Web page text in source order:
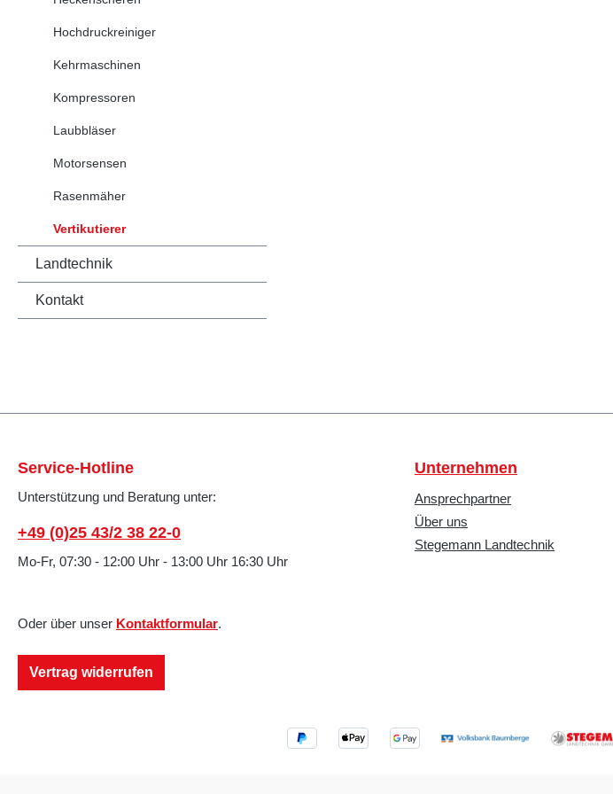
Hochdruckreiniger
Kehrmaschinen
Kompressoren
Laubbläser
Motorsensen
Rasenmäher
Vertikutierer
Landtechnik
Kontakt
Service-Hotline
Unterstützung und Beratung unter:
+49 (0)25 43/2 38 22-0
Mo-Fr, 07:30 - 12:00 Uhr - 13:00 Uhr 16:30 Uhr
Oder über unser Kontaktformular.
Vertrag widerrufen
Unternehmen
Ansprechpartner
Über uns
Stegemann Landtechnik